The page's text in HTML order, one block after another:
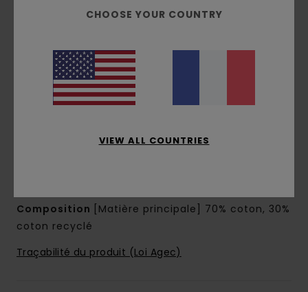
Capuche :Capuche doublée en jersey de
coton
Fermeture :modèle sans fermeture
Logo :imprimé à base d'eau à l'avant et dans
En raison de la technique d'impression
Composition
[Matière principale] 70% coton, 30%
coton recyclé
Traçabilité du produit (Loi Agec)
CHOOSE YOUR COUNTRY
VIEW ALL COUNTRIES